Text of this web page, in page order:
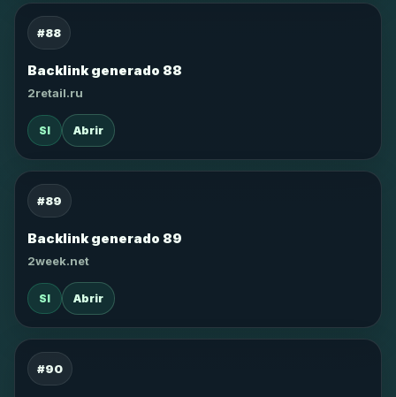
#88
Backlink generado 88
2retail.ru
SI Abrir
#89
Backlink generado 89
2week.net
SI Abrir
#90